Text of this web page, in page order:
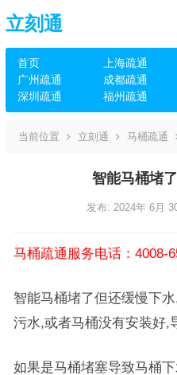
立刻通
首页 上海疏通
广州疏通
成都疏通
深圳疏通
福州疏通
当前位置 立刻通 马桶疏通
智能马桶堵
发布: 2024年 6月
马桶疏通服务电话：4008-
智能马桶堵了但还缓慢下
污水,或者马桶没有安装好,
如果是马桶堵塞导致马桶